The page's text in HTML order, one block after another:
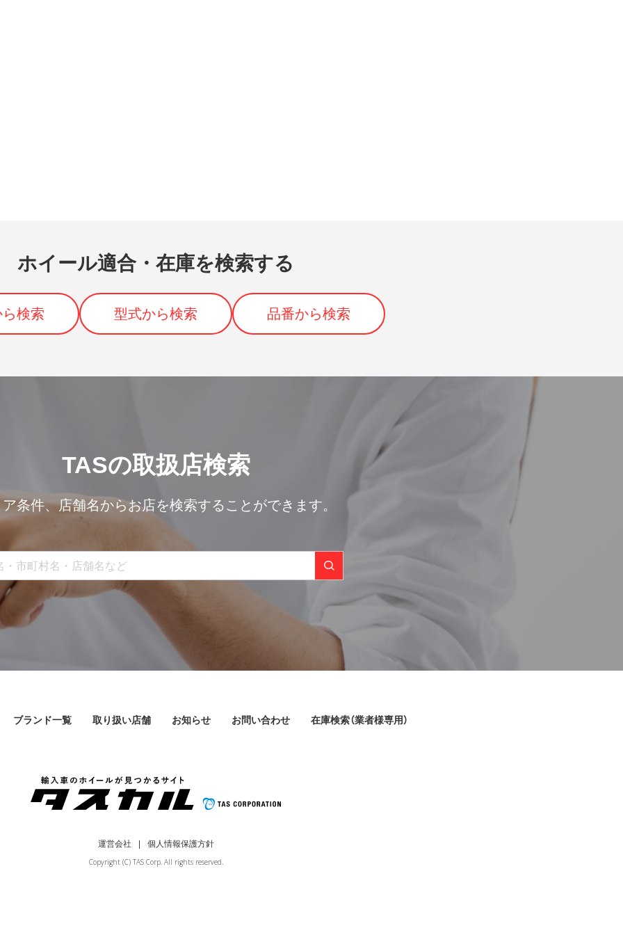
ホイール適合・在庫を検索する
検索 型式から検索 品番から検索
TASの取扱店検索
条件、店舗名からお店を検索することができます。
ブランド一覧 取り扱い店舗 お知らせ お問い合わせ 在庫検索（業者様専用）
運営会社
個人情報保護方針
Copyright (C) TAS Corp. All rights reserved.